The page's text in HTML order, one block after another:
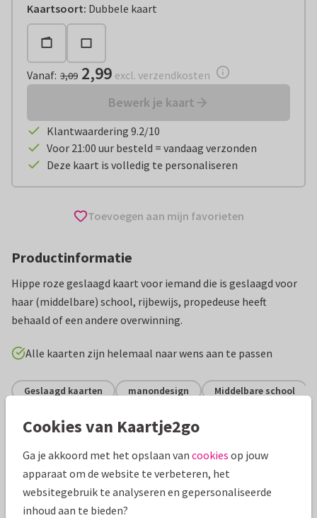
Kaartsoort: Dubbele kaart
Vanaf:€ 2,99 excl. verzendkosten
Vanaf: 3,09 2,99 excl. verzendkosten
Bewerk je kaart
Klantwaardering 9.2/10
Voor 21:00 uur besteld = vandaag verzonden
Deze kaart is volledig te personaliseren
Toevoegen aan mijn favorieten
Productinformatie
Hippe roze geslaagd kaart voor iemand die is geslaagd voor
haar (middelbare) school, rijbewijs, propedeuse heeft
behaald of een andere overwinning.
Alle kaarten zijn helemaal naar wens aan te passen
Geslaagd kaarten manondesign Middelbare school
Specificaties bij deze kaart
Papiersoort: Kies uit 6 luxe papiersoorten
Witte vensterenvelop
Cookies van Kaartje2go
Ga je akkoord met het opslaan van cookies op jouw
apparaat om de website te verbeteren, het
websitegebruik te analyseren en gepersonaliseerde
inhoud aan te bieden?